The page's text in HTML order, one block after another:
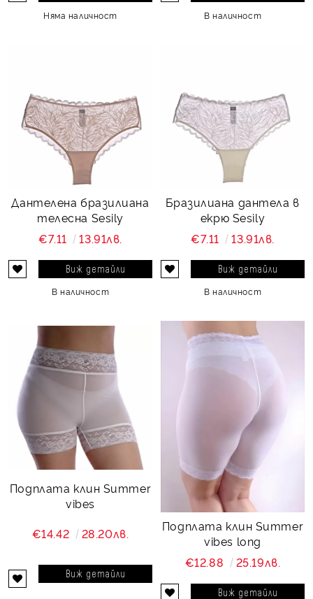
Няма наличност В наличност
Дантелена бразилиана
телесна Sesily
€7.11
13.91лв.
Виж детайли
В наличност
Бразилиана дантела в
екрю Sesily
€7.11
13.91лв.
Виж детайли
В наличност
Подплата клин Summer
vibes
€14.42
28.20лв.
Виж детайли
Подплата клин Summer
vibes long
€12.88
25.19лв.
Виж детайли